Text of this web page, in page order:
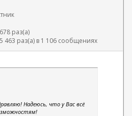
раз(а)
463 раз(а) в 1 106 сообщениях
Надеюсь, что у Вас всё